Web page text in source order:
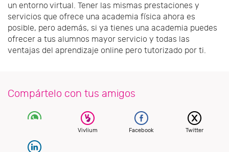
un entorno virtual. Tener las mismas prestaciones y
servicios que ofrece una academia física ahora es
posible, pero además, si ya tienes una academia puedes
ofrecer a tus alumnos mayor servicio y todas las
ventajas del aprendizaje online pero tutorizado por ti.
Compártelo con tus amigos
Vivlium Facebook Twitter